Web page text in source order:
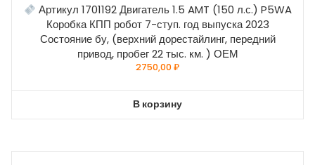
Артикул 1701192 Двигатель 1.5 AMT (150 л.с.) P5WA
Коробка КПП робот 7-ступ. год выпуска 2023
Состояние бу, (верхний дорестайлинг, передний
привод, пробег 22 тыс. км. ) ОЕМ
2750,00₽
В корзину